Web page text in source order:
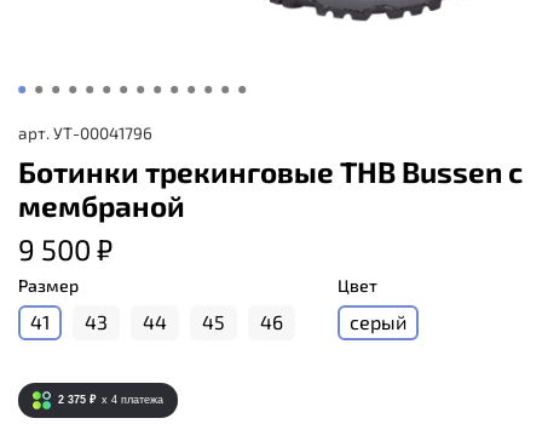
арт. УТ-00041796
Ботинки трекинговые THB Bussen с
мембраной
9 500 ₽
Размер
41 43 44 45 46
Цвет
серый
2 375 ₽ x 4 платежа